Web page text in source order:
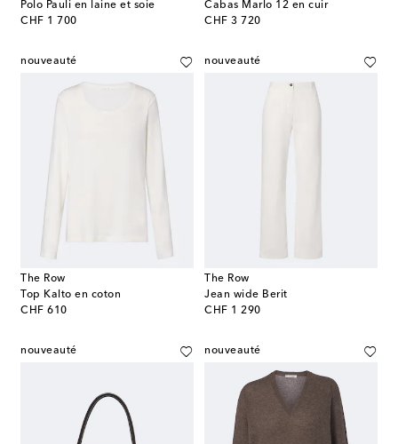
Polo Pauli en laine et soie
CHF 1 700
original price
Cabas Marlo 12 en cuir
CHF 3 720
original price
nouveauté
The Row
Top Kalto en coton
CHF 610
original price
nouveauté
The Row
Jean wide Berit
CHF 1 290
original price
nouveauté nouveauté